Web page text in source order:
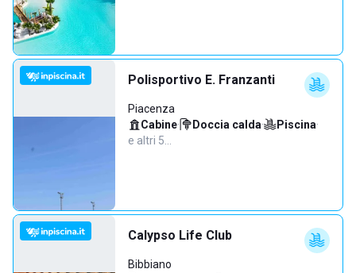
Polisportivo E. Franzanti
Piacenza
Cabine· Doccia calda· Piscina·
e altri 5…
Calypso Life Club
Bibbiano